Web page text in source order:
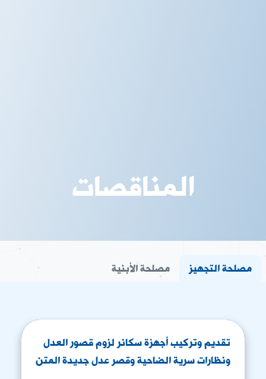
المناقصات
مصلحة التجهيز مصلحة الأبنية
تقديم وتركيب أجهزة سكانر لزوم قصور العدل
ونظارات سرية الضاحية وقصر عدل جديدة المتن